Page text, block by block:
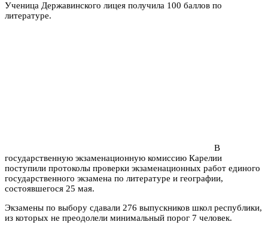
Ученица Державинского лицея получила 100 баллов по
литературе.
В
государственную экзаменационную комиссию Карелии
поступили протоколы проверки экзаменационных работ единого
государственного экзамена по литературе и географии,
состоявшегося 25 мая.
Экзамены по выбору сдавали 276 выпускников школ республики,
из которых не преодолели минимальный порог 7 человек.